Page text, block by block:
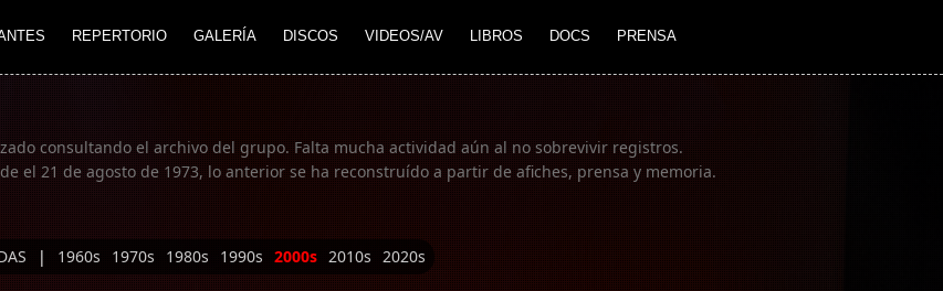
REPERTORIO GALERÍA DISCOS VIDEOS/AV LIBROS DOCS PRENSA
consultando el archivo del grupo. Falta mucha actividad aún al no sobrevivir registros.
el 21 de agosto de 1973, lo anterior se ha reconstruído a partir de afiches, prensa y memoria.
| 1960s 1970s 1980s 1990s 2000s 2010s 2020s